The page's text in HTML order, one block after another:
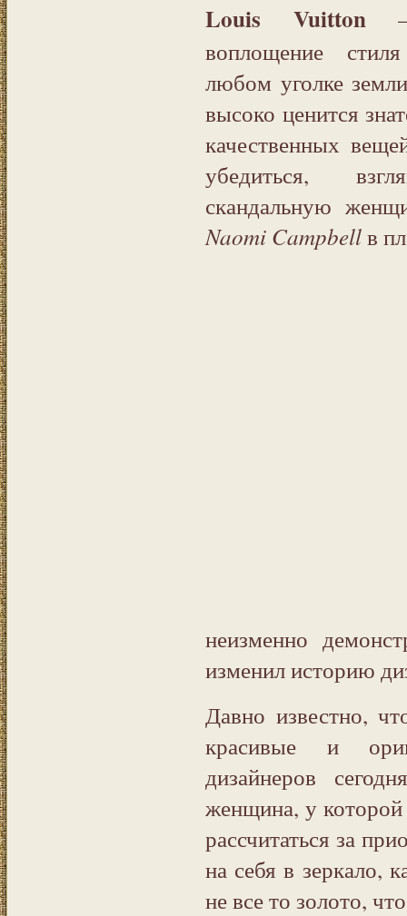
Louis Vuitton –
воплощение
любом уголке
высоко ценится
качественных
убедиться,
скандальную
Naomi Campbellв
неизменно
изменил историю
Давно известно,
красивые и
дизайнеров
женщина, у которой
рассчитаться за
на себя в зеркало,
не все то золото,